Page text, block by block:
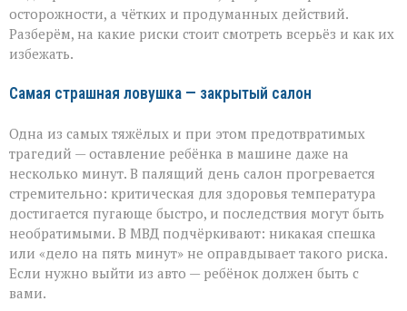
уберечь
себя
и
осторожности, а чётких и продуманных действий.
Разберём, на какие риски стоит смотреть всерьёз и как их
избежать.
Самая страшная ловушка — закрытый салон
Одна из самых тяжёлых и при этом предотвратимых
трагедий — оставление ребёнка в машине даже на
несколько минут. В палящий день салон прогревается
стремительно: критическая для здоровья температура
достигается пугающе быстро, и последствия могут быть
необратимыми. В МВД подчёркивают: никакая спешка
или «дело на пять минут» не оправдывает такого риска.
Если нужно выйти из авто — ребёнок должен быть с
вами.